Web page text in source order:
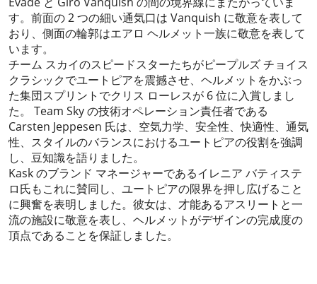
す。前面の 2 つの細い通気口は Vanquish に敬意を表して
おり、側面の輪郭はエアロ ヘルメット一族に敬意を表して
います。
チーム スカイのスピードスターたちがピープルズ チョイス
クラシックでユートピアを震撼させ、ヘルメットをかぶっ
た集団スプリントでクリス ローレスが 6 位に入賞しまし
た。 Team Sky の技術オペレーション責任者である
Carsten Jeppesen 氏は、空気力学、安全性、快適性、通気
性、スタイルのバランスにおけるユートピアの役割を強調
し、豆知識を語りました。
Kask のブランド マネージャーであるイレニア バティステ
ロ氏もこれに賛同し、ユートピアの限界を押し広げること
に興奮を表明しました。彼女は、才能あるアスリートと一
流の施設に敬意を表し、ヘルメットがデザインの完成度の
頂点であることを保証しました。